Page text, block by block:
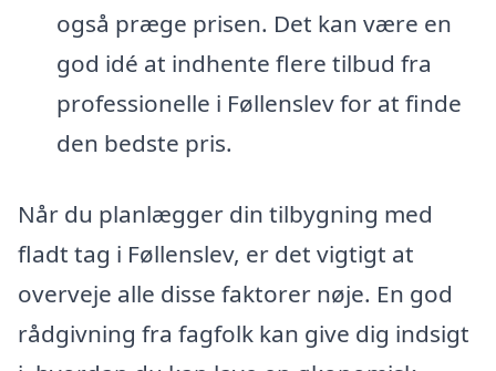
også præge prisen. Det kan være en
god idé at indhente flere tilbud fra
professionelle i Føllenslev for at finde
den bedste pris.
Når du planlægger din tilbygning med
fladt tag i Føllenslev, er det vigtigt at
overveje alle disse faktorer nøje. En god
rådgivning fra fagfolk kan give dig indsigt